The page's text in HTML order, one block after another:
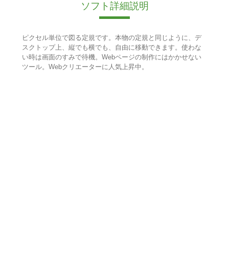
ソフト詳細説明
ピクセル単位で図る定規です。本物の定規と同じように、デ
スクトップ上、縦でも横でも、自由に移動できます。使わな
い時は画面のすみで待機。Webページの制作にはかかせない
ツール。Webクリエーターに人気上昇中。